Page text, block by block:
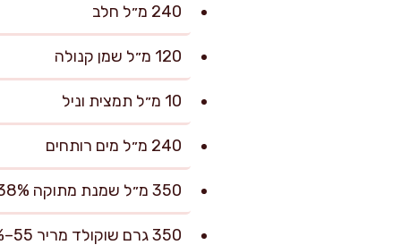
240 מ״ל חלב
120 מ״ל שמן קנולה
10 מ״ל תמצית וניל
240 מ״ל מים רותחים
350 מ״ל שמנת מתוקה 38% (לקרם ולגנאש)
350 גרם שוקולד מריר 55–60% קקאו (150 גרם לקרם + 200 גרם לגנאש)